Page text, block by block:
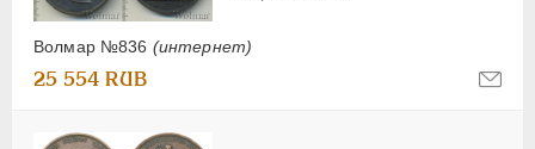
Волмар №836 (интернет)
25 554 RUB